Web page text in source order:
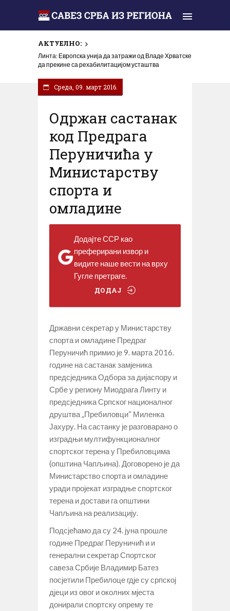
АКТУЕЛНО:
Линта: Европска унија да затражи од Владе Хрватске
да прекине са рехабилитацијом усташтва
Активности /Вијести
Cреда, 09. март 2016.
Одржан састанак
код Предрага
Перуничића у
Министарству
спорта и
омладине
Додајте ССР као
преферирани извор и
видите наше вести на врху
Гугле претраге.
ДОДАЈ
Државни секретар у Министарству
спорта и омладине Предраг
Перуничић примио је 9. марта 2016.
године на састанак замјеника
предсједника Одбора за дијаспору и
Србе у региону Миодрага Линту и
предсједника Српског националног
друштва „Пребиловци“ Миленка
Јахуру. На састанку је разговарано о
изградњи мултифункционалног
спортског терена у Пребиловцима
(општина Чапљина). Договорено је да
Министарство спорта и омладине
уради пројекат изградње спортског
терена и достави га општини
Чапљина на реализацију.
Подсјећамо да су 24. јуна прошле
године Предраг Перуничић и и
генерални секретар Спортског
савеза Србије Владимир Батез
посјетили Пребилоце гдје су српској
дјеци из овог и околних мјеста
донирали спортску опрему те